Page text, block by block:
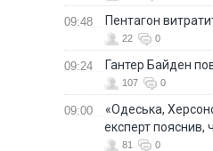
09:48 Пентагон
22 0
09:24 Гантер Байден
107 0
09:00
«Одеська,
експерт пояснив,
81 0